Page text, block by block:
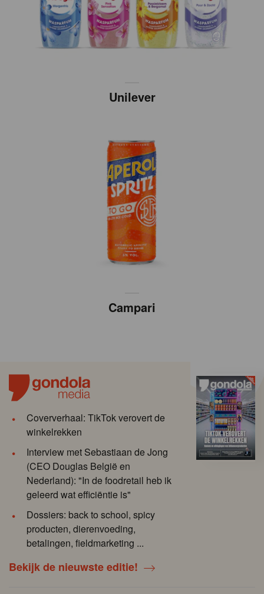
Unilever
Campari
Coververhaal: TikTok verovert de
winkelrekken
Interview met Sebastiaan de Jong
(CEO Douglas België en
Nederland): "In de foodretail heb ik
geleerd wat efficiëntie is"
Dossiers: back to school, spicy
producten, dierenvoeding,
betalingen, fieldmarketing ...
Bekijk de nieuwste editie!